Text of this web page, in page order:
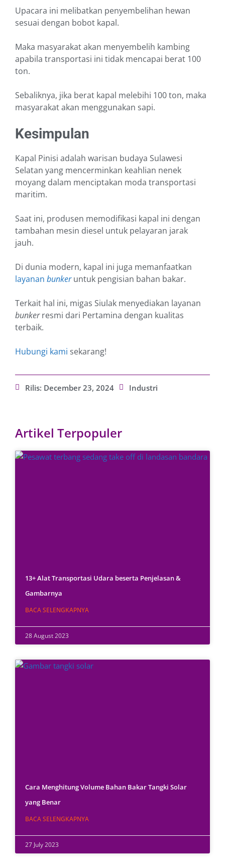
Upacara ini melibatkan penyembelihan hewan
sesuai dengan bobot kapal.
Maka masyarakat akan menyembelih kambing
apabila transportasi ini tidak mencapai berat 100
ton.
Sebaliknya, jika berat kapal melebihi 100 ton, maka
masyarakat akan menggunakan sapi.
Kesimpulan
Kapal Pinisi adalah warisan budaya Sulawesi
Selatan yang mencerminkan keahlian nenek
moyang dalam menciptakan moda transportasi
maritim.
Saat ini, produsen memodifikasi kapal ini dengan
tambahan mesin diesel untuk pelayaran jarak
jauh.
Di dunia modern, kapal ini juga memanfaatkan
layanan bunkeruntuk pengisian bahan bakar.
Terkait hal ini, migas Siulak menyediakan layanan
bunkerresmi dari Pertamina dengan kualitas
terbaik.
Hubungi kami sekarang!
Rilis: December 23, 2024 Industri
Artikel Terpopuler
13+ Alat Transportasi Udara beserta Penjelasan &
Gambarnya
BACA SELENGKAPNYA
28 August 2023
Cara Menghitung Volume Bahan Bakar Tangki Solar
yang Benar
BACA SELENGKAPNYA
27 July 2023